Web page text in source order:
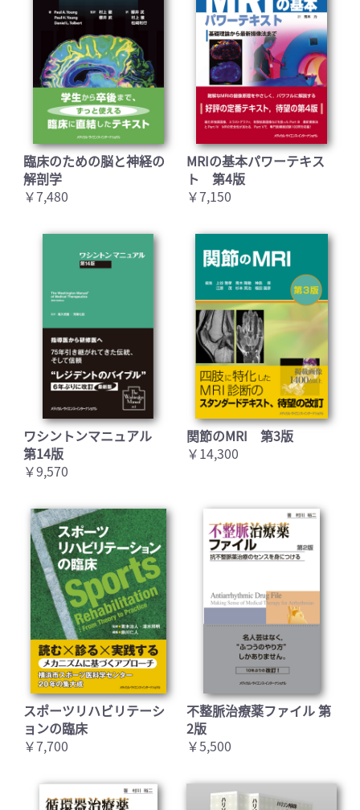
臨床のための脳と神経の
解剖学
￥7,480
MRIの基本パワーテキス
ト 第4版
￥7,150
ワシントンマニュアル
第14版
￥9,570
関節のMRI 第3版
￥14,300
スポーツリハビリテーシ
ョンの臨床
￥7,700
不整脈治療薬ファイル 第
2版
￥5,500